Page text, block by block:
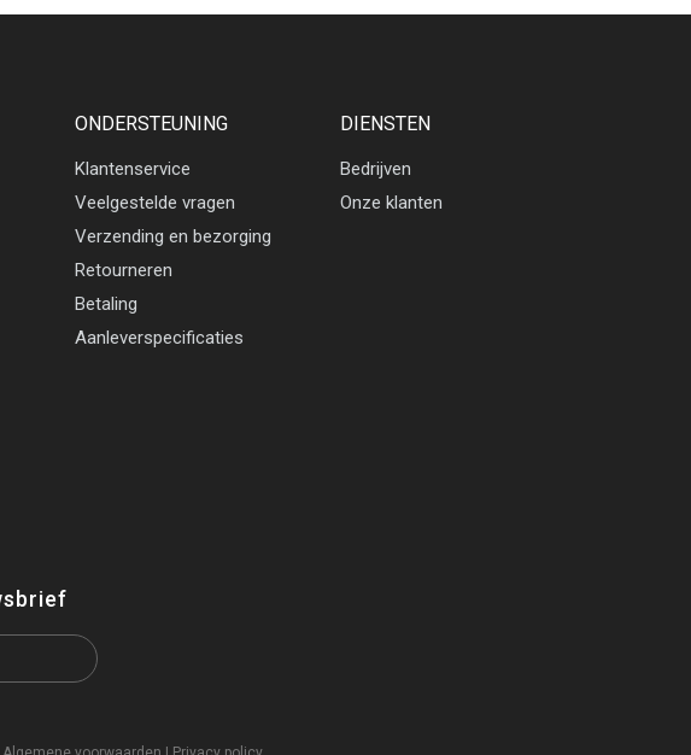
ONDERSTEUNING
Klantenservice
Veelgestelde vragen
Verzending en bezorging
Retourneren
Betaling
Aanleverspecificaties
DIENSTEN
Bedrijven
Onze klanten